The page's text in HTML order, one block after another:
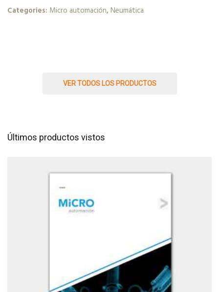
Categories: Micro automación,Neumática
VER TODOS LOS PRODUCTOS
Últimos productos vistos